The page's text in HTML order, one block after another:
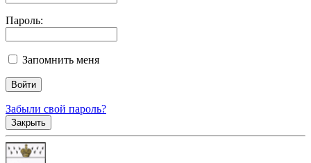
Пароль:
Запомнить меня
Забыли свой пароль?
Закрыть